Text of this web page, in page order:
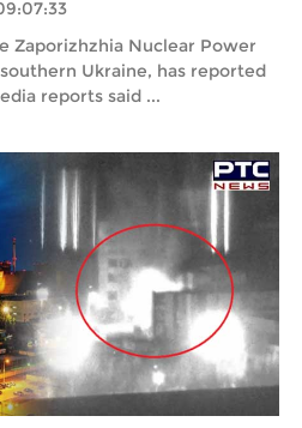
Zaporizhzhia Nuclear Power
Ukraine, has reported
reports said ...